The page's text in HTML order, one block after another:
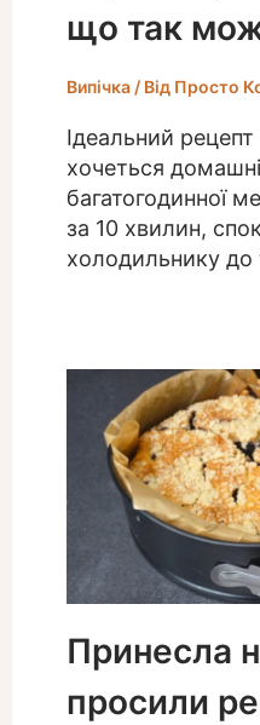
що так
Випічка/ Від Просто
Ідеальний рецепт
хочеться
багатогодинної
за 10 хвилин,
холодильнику
Принесла
просили